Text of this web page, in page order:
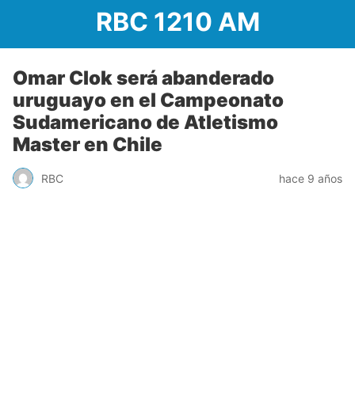
RBC 1210 AM
Omar Clok será abanderado
uruguayo en el Campeonato
Sudamericano de Atletismo
Master en Chile
RBC hace 9 años